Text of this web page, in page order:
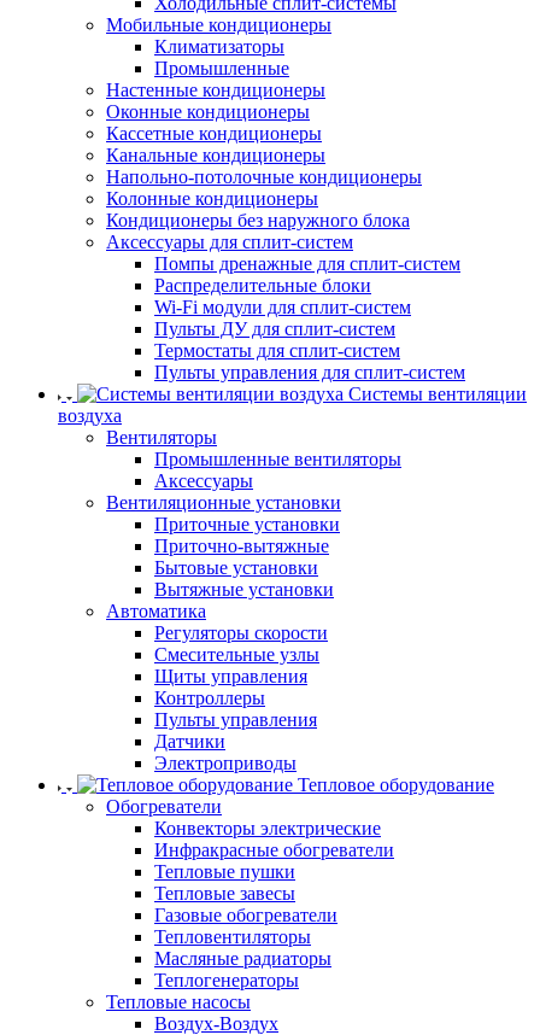
Мобильные кондиционеры
Климатизаторы
Промышленные
Настенные кондиционеры
Оконные кондиционеры
Кассетные кондиционеры
Канальные кондиционеры
Напольно-потолочные кондиционеры
Колонные кондиционеры
Кондиционеры без наружного блока
Аксессуары для сплит-систем
Помпы дренажные для сплит-систем
Распределительные блоки
Wi-Fi модули для сплит-систем
Пульты ДУ для сплит-систем
Термостаты для сплит-систем
Пульты управления для сплит-систем
Системы вентиляции
воздуха
Вентиляторы
Промышленные вентиляторы
Аксессуары
Вентиляционные установки
Приточные установки
Приточно-вытяжные
Бытовые установки
Вытяжные установки
Автоматика
Регуляторы скорости
Смесительные узлы
Щиты управления
Контроллеры
Пульты управления
Датчики
Электроприводы
Тепловое оборудование
Обогреватели
Конвекторы электрические
Инфракрасные обогреватели
Тепловые пушки
Тепловые завесы
Газовые обогреватели
Тепловентиляторы
Масляные радиаторы
Теплогенераторы
Тепловые насосы
Воздух-Воздух